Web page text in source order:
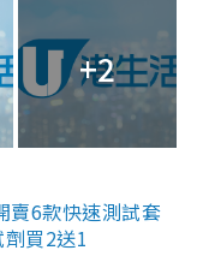
+2
賣6款快速測試套
買2送1